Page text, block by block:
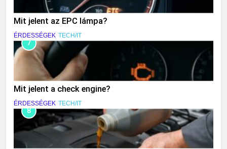
Mit jelent az EPC lámpa?
ÉRDESSÉGEK TECH/IT
7
Mit jelent a check engine?
ÉRDESSÉGEK TECH/IT
8